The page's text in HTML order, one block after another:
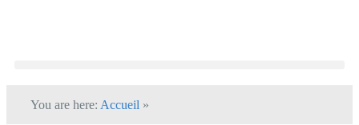
You are here: Accueil »